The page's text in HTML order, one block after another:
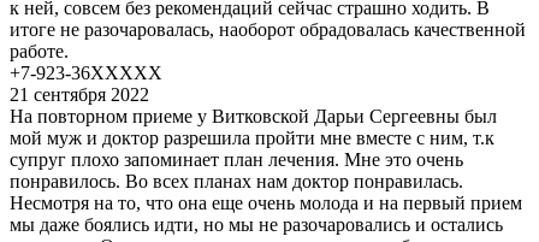
к ней, совсем без рекомендаций сейчас страшно ходить. В
итоге не разочаровалась, наоборот обрадовалась качественной
работе.
+7-923-36XXXXX
21 сентября 2022
На повторном приеме у Витковской Дарьи Сергеевны был
мой муж и доктор разрешила пройти мне вместе с ним, т.к
супруг плохо запоминает план лечения. Мне это очень
понравилось. Во всех планах нам доктор понравилась.
Несмотря на то, что она еще очень молода и на первый прием
мы даже боялись идти, но мы не разочаровались и остались